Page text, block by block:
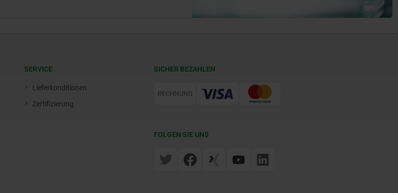
SERVICE
Lieferkonditionen
Zertifizierung
SICHER BEZAHLEN
FOLGEN SIE UNS